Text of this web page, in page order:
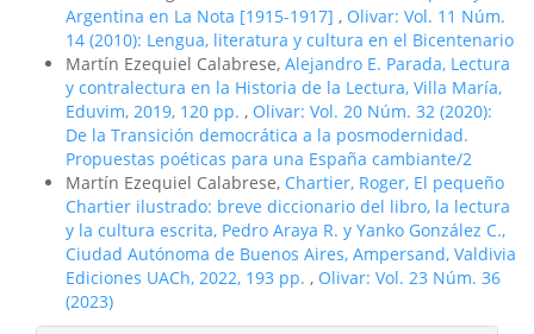
Argentina en La Nota [1915-1917] , Olivar: Vol. 11 Núm.
14 (2010): Lengua, literatura y cultura en el Bicentenario
Martín Ezequiel Calabrese, Alejandro E. Parada, Lectura
y contralectura en la Historia de la Lectura, Villa Marí­a,
Eduvim, 2019, 120 pp. , Olivar: Vol. 20 Núm. 32 (2020):
De la Transición democrática a la posmodernidad.
Propuestas poéticas para una España cambiante/2
Martín Ezequiel Calabrese, Chartier, Roger, El pequeño
Chartier ilustrado: breve diccionario del libro, la lectura
y la cultura escrita, Pedro Araya R. y Yanko González C.,
Ciudad Autónoma de Buenos Aires, Ampersand, Valdivia
Ediciones UACh, 2022, 193 pp. , Olivar: Vol. 23 Núm. 36
(2023)